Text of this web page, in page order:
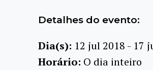
Detalhes do evento:
Dia(s): 12 jul 2018 - 17
Horário: O dia inteiro